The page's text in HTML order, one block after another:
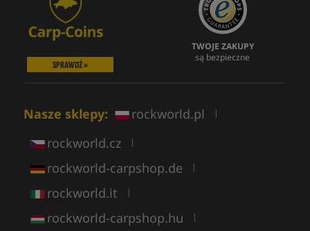
SPRAWDŹ »
TWOJE ZAKUPY
są bezpieczne
Nasze sklepy: rockworld.pl |
rockworld.cz |
rockworld-carpshop.de |
rockworld.it |
rockworld-carpshop.hu |